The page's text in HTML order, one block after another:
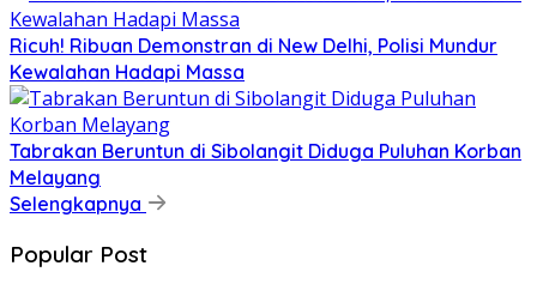
Ricuh! Ribuan Demonstran di New Delhi, Polisi Mundur
Kewalahan Hadapi Massa
Tabrakan Beruntun di Sibolangit Diduga Puluhan Korban
Melayang
Selengkapnya
Popular Post